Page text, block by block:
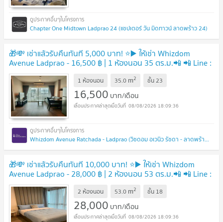
Chapter One Midtown Ladprao 24 (แชปเตอร์ วัน มิดทาวน์ ลาดพร้าว 24)
🎁💸 เช่าแล้วรับคืนทันที 5,000 บาท! ⭐️▶️ ให้เช่า Whizdom
Avenue Ladprao - 16,500 ฿ | 1 ห้องนอน 35 ตร.ม.📲 📲 Line :
0842932624 / Junesone520🎉
1 ห้องนอน 35.0 m2 ชั้น23
16,500 บาท/เดือน
08/08/2026 18:09:36
Whizdom Avenue Ratchada - Ladprao (วิซดอม อเวนิว รัชดา - ลาดพร้าว)
🎁💸 เช่าแล้วรับคืนทันที 10,000 บาท! ⭐️▶️ ให้เช่า Whizdom
Avenue Ladprao - 28,000 ฿ | 2 ห้องนอน 53 ตร.ม.📲 📲 Line :
0842932624 / Junesone520🎉
2 ห้องนอน 53.0 m2 ชั้น 18
28,000 บาท/เดือน
08/08/2026 18:09:36